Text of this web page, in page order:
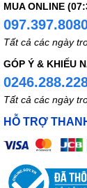
MUA ONLINE
Tất cả các ngày
GÓP Ý & KHIẾU
Tất cả các ngày
HỖ TRỢ